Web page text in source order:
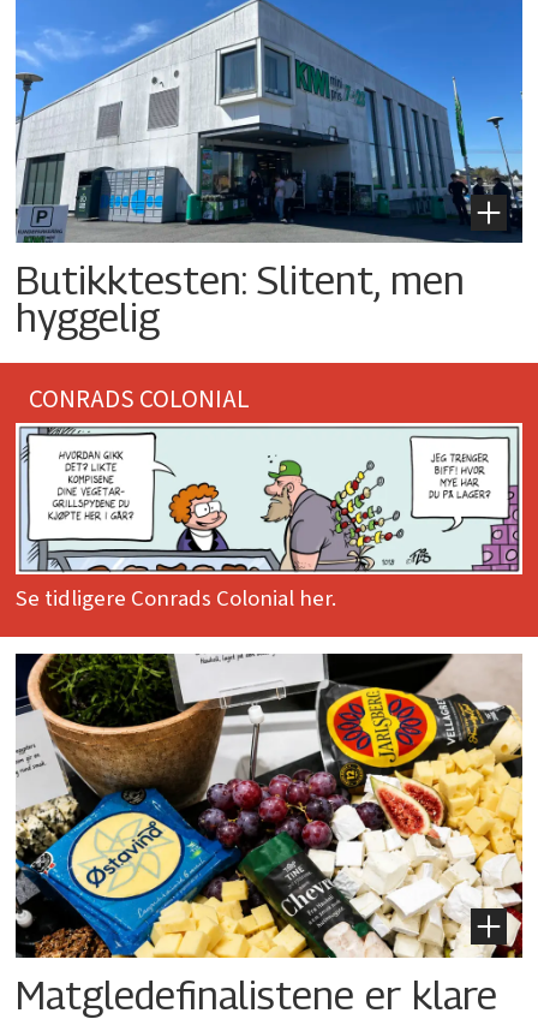
Butikktesten: Slitent, men
hyggelig
CONRADS COLONIAL
Se tidligere Conrads Colonial her.
Matgledefinalistene er klare